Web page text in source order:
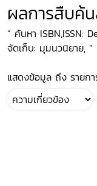
ผลการสืบค้
“ ค้นหา ISBN,ISSN:
จัดเก็บ: มุมนวนิยาย, ”
แสดงข้อมูล ถึง รายก